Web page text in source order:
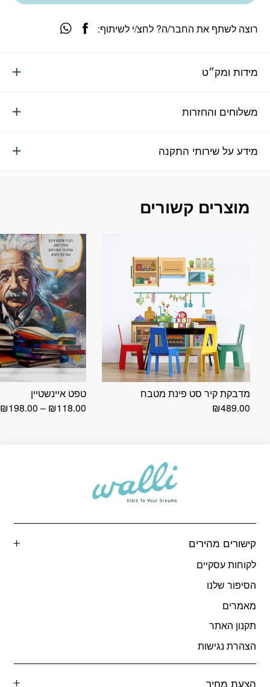
מידות ומק״ט
משלוחים והחזרות
מידע על שירותי התקנה
רוצה לשתף את החבר/ה? לחצ/י לשיתוף:
מוצרים קשורים
מדבקת קיר סט פינת מטבח
₪489.00
טפט איינשטיין
₪118.00
–
₪198.00
קישורים מהירים
לקוחות עסקיים
הסיפור שלנו
מאמרים
תקנון האתר
הצהרת נגישות
הצעת מחיר